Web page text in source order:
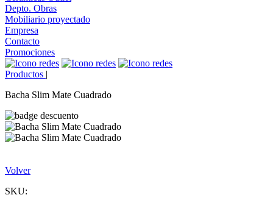
Depto. Obras
Mobiliario proyectado
Empresa
Contacto
Promociones
Productos |
Bacha Slim Mate Cuadrado
Volver
SKU: